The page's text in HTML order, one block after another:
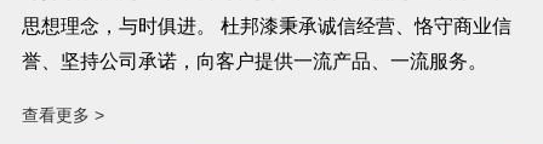
思想理念，与时俱进。 杜邦漆秉承诚信经营、恪守商业信
誉、坚持公司承诺，向客户提供一流产品、一流服务。
查看更多 >